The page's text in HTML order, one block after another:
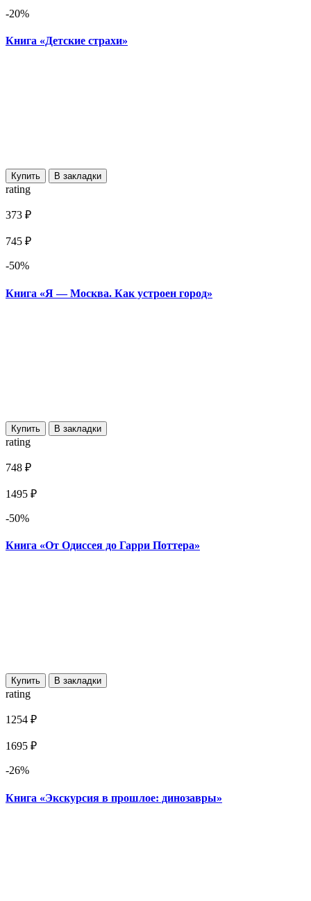
-20%
Книга «Детские страхи»
Купить В закладки
rating
373 ₽
745 ₽
-50%
Книга «Я — Москва. Как устроен город»
Купить В закладки
rating
748 ₽
1495 ₽
-50%
Книга «От Одиссея до Гарри Поттера»
Купить В закладки
rating
1254 ₽
1695 ₽
-26%
Книга «Экскурсия в прошлое: динозавры»